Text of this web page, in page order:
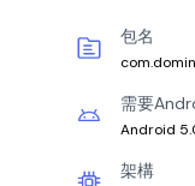
包名
需要
Android
架構